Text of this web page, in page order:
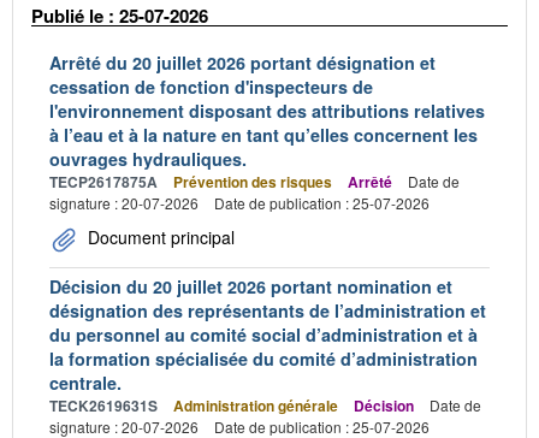
Publié le : 25-07-2026
Arrêté du 20 juillet 2026 portant désignation et
cessation de fonction d'inspecteurs de
l'environnement disposant des attributions relatives
à l’eau et à la nature en tant qu’elles concernent les
ouvrages hydrauliques.
TECP2617875A Prévention des risques Arrêté
Date de
signature : 20-07-2026
Date de publication : 25-07-2026
Document principal
Décision du 20 juillet 2026 portant nomination et
désignation des représentants de l’administration et
du personnel au comité social d’administration et à
la formation spécialisée du comité d’administration
centrale.
TECK2619631S Administration générale Décision
Date de
signature : 20-07-2026
Date de publication : 25-07-2026